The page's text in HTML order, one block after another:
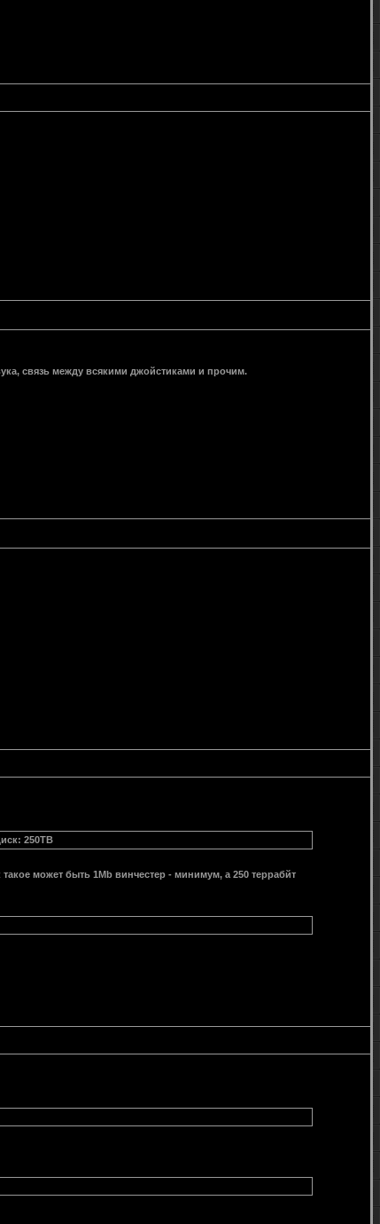
связь между всякими джойстиками и прочим.
250ТB
может быть 1Мb винчестер - минимум, а 250 террабйт